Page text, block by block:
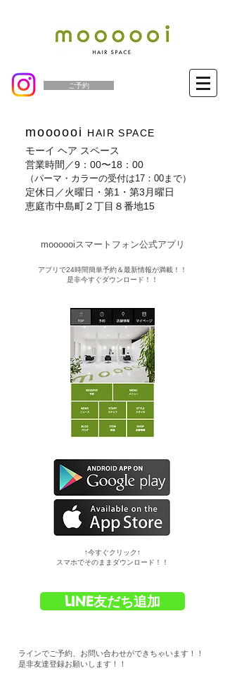
ご予約
moooooi
HAIR SPACE
モーイ ヘア スペース
営業時間／9：00〜18：00
（パーマ・カラーの受付は17：00まで）
定休日／火曜日・第1・第3月曜日
恵庭市中島町２丁目８番地15
moooooiスマートフォン公式アプリ​
​アプリで24時間簡単予約＆最新情報が満載！！
是非今すぐダウンロード！！
​↑今すぐクリック↑
スマホでそのままダウンロード！！
LINE友だち追加
ラインでご予約、お問い合わせができちゃいます！！
是非友達登録お願いします！！